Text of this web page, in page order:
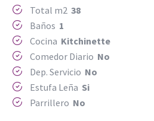
Total m2 38
Baños 1
Cocina Kitchinette
Comedor Diario No
Dep. Servicio No
Estufa Leña Si
Parrillero No